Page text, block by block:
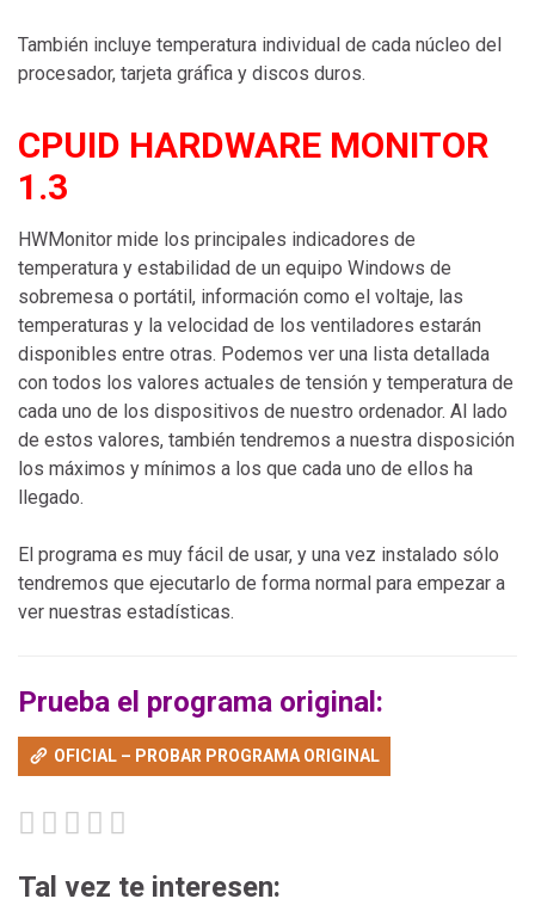
También incluye temperatura individual de cada núcleo del
procesador, tarjeta gráfica y discos duros.
CPUID HARDWARE MONITOR
1.3
HWMonitor mide los principales indicadores de
temperatura y estabilidad de un equipo Windows de
sobremesa o portátil, información como el voltaje, las
temperaturas y la velocidad de los ventiladores estarán
disponibles entre otras. Podemos ver una lista detallada
con todos los valores actuales de tensión y temperatura de
cada uno de los dispositivos de nuestro ordenador. Al lado
de estos valores, también tendremos a nuestra disposición
los máximos y mínimos a los que cada uno de ellos ha
llegado.
El programa es muy fácil de usar, y una vez instalado sólo
tendremos que ejecutarlo de forma normal para empezar a
ver nuestras estadísticas.
Prueba el programa original:
OFICIAL – PROBAR PROGRAMA ORIGINAL
Tal vez te interesen: